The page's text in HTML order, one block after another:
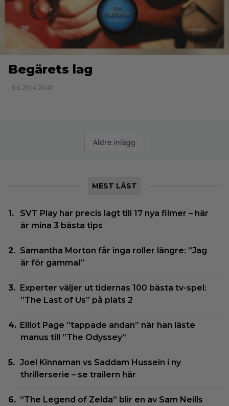
Begärets lag
- 8.6.2014 20:49
Inläggsnavigering
Äldre inlägg
MEST LÄST
SVT Play har precis lagt till 17 nya filmer – här
är mina 3 bästa tips
Samantha Morton får inga roller längre: ”Jag
är för gammal”
Experter väljer ut tidernas 100 bästa tv-spel:
”The Last of Us” på plats 2
Elliot Page ”tappade andan” när han läste
manus till ”The Odyssey”
Joel Kinnaman vs Saddam Hussein i ny
thrillerserie – se trailern här
”The Legend of Zelda” blir en av Sam Neills